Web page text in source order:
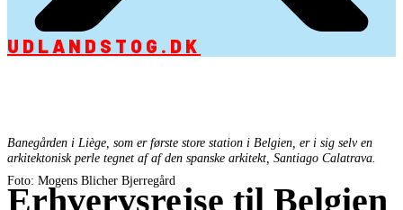
UDLANDSTOG.DK
Banegården i Liège, som er første store station i Belgien, er i sig selv en
arkitektonisk perle tegnet af af den spanske arkitekt, Santiago Calatrava.
Foto: Mogens Blicher Bjerregård
Erhvervsrejse til Belgien